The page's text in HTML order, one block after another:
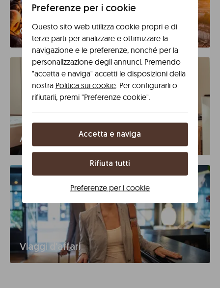
Gruppi di 9+
Agenzie
Viaggi d'affari
Preferenze per i cookie
Questo sito web utilizza cookie propri e di
terze parti per analizzare e ottimizzare la
navigazione e le preferenze, nonché per la
personalizzazione degli annunci. Premendo
"accetta e naviga" accetti le disposizioni della
nostra Politica sui cookie. Per configurarli o
rifiutarli, premi "Preferenze cookie".
Accetta e naviga
Rifiuta tutti
Preferenze per i cookie